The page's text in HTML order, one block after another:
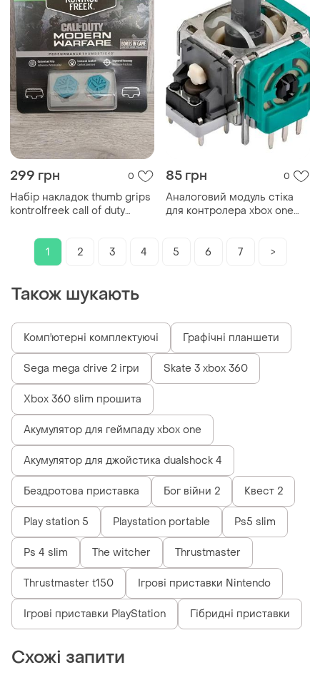
299 грн 0
Набір накладок thumb grips
kontrolfreek call of duty
one/xbox series x s
85 грн 0
Аналоговий модуль стіка
для контролера xbox one
1 2 3 4 5 6 7 >
Також шукають
Комп'ютерні комплектуючі Графічні планшети
Sega mega drive 2 ігри Skate 3 xbox 360
Xbox 360 slim прошита
Акумулятор для геймпаду xbox one
Акумулятор для джойстика dualshock 4
Бездротова приставка Бог війни 2 Квест 2
Play station 5 Playstation portable Ps5 slim
Ps 4 slim The witcher Thrustmaster
Thrustmaster t150 Ігрові приставки Nintendo
Ігрові приставки PlayStation Гібридні приставки
Схожі запити